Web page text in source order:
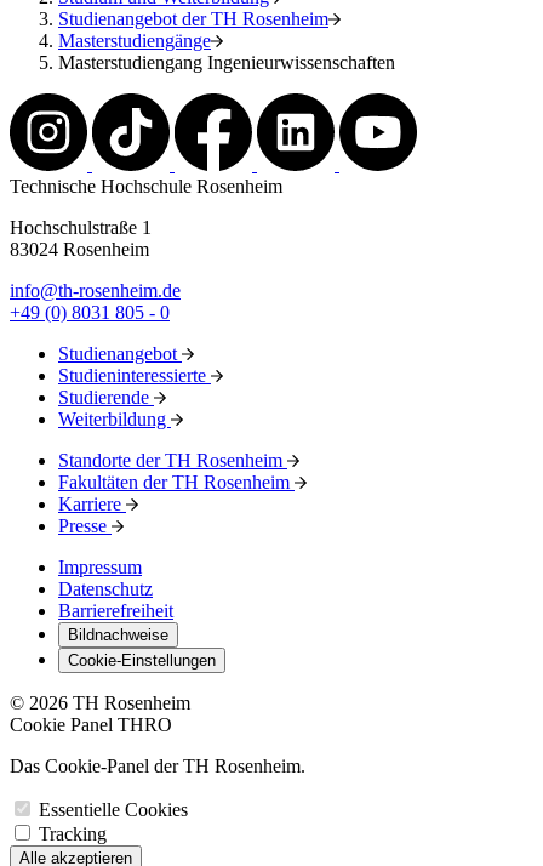
Studienangebot der TH Rosenheim
Masterstudiengänge
Masterstudiengang Ingenieurwissenschaften
Technische Hochschule Rosenheim
Hochschulstraße 1
83024 Rosenheim
info@th-rosenheim.de
+49 (0) 8031 805 - 0
Studienangebot
Studieninteressierte
Studierende
Weiterbildung
Standorte der TH Rosenheim
Fakultäten der TH Rosenheim
Karriere
Presse
Impressum
Datenschutz
Barrierefreiheit
Bildnachweise
Cookie-Einstellungen
© 2026 TH Rosenheim
Cookie Panel THRO
Das Cookie-Panel der TH Rosenheim.
Essentielle Cookies
Tracking
Alle akzeptieren